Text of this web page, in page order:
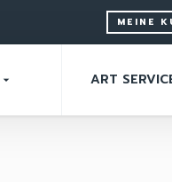
MEINE
arrow_drop_down ART